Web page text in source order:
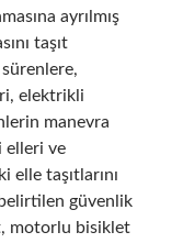
ayrılmış
taşıt
elektrikli
manevra
elleri ve
elle taşıtlarını
güvenlik
motorlu bisiklet